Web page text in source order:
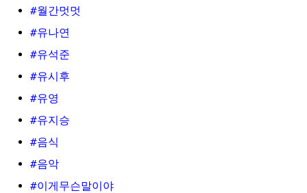
#월간멋멋
#유나연
#유석준
#유시후
#유영
#유지승
#음식
#음악
#이게무슨말이야